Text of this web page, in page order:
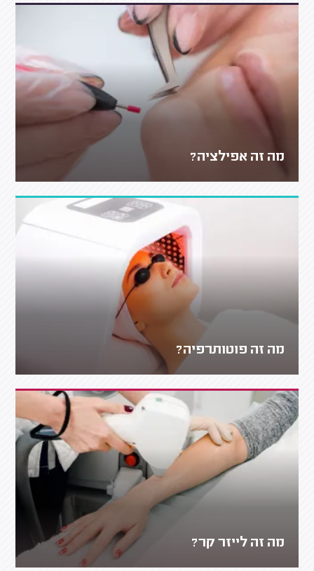
מה זה אפילציה?
מה זה פוטותרפיה?
מה זה לייזר קר?